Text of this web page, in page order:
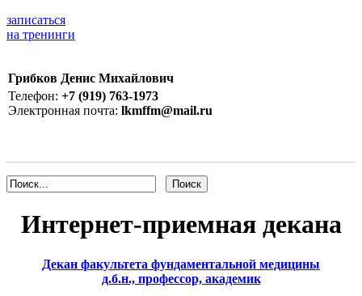
записаться
на тренинги
Грибков Денис Михайлович
Телефон: +7 (919) 763-1973
Электронная почта: lkmffm@mail.ru
Интернет-приемная декана
Декан факультета фундаментальной медицины
д.б.н., профессор, академик